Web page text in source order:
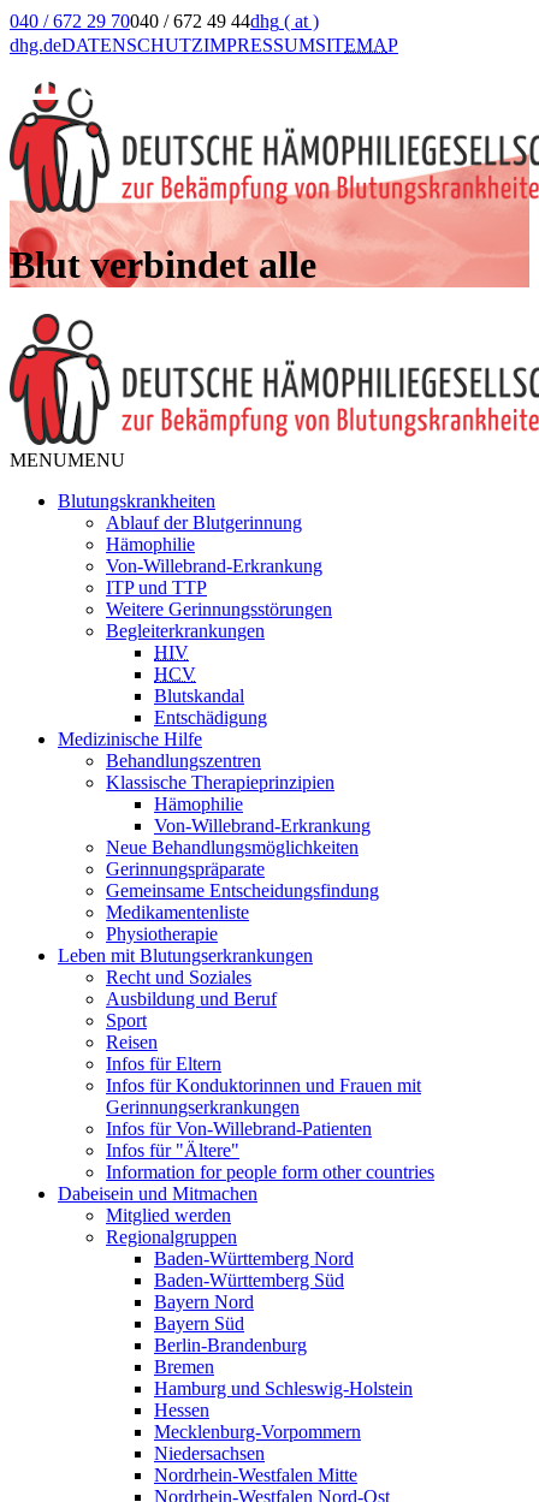
040 / 672 29 70040 / 672 49 44dhg ( at )
dhg.deDATENSCHUTZIMPRESSUMSITEMAP
Blut verbindet alle
MENUMENU
Blutungskrankheiten
Ablauf der Blutgerinnung
Hämophilie
Von-Willebrand-Erkrankung
ITP und TTP
Weitere Gerinnungsstörungen
Begleiterkrankungen
HIV
HCV
Blutskandal
Entschädigung
Medizinische Hilfe
Behandlungszentren
Klassische Therapieprinzipien
Hämophilie
Von-Willebrand-Erkrankung
Neue Behandlungsmöglichkeiten
Gerinnungspräparate
Gemeinsame Entscheidungsfindung
Medikamentenliste
Physiotherapie
Leben mit Blutungserkrankungen
Recht und Soziales
Ausbildung und Beruf
Sport
Reisen
Infos für Eltern
Infos für Konduktorinnen und Frauen mit
Gerinnungserkrankungen
Infos für Von-Willebrand-Patienten
Infos für "Ältere"
Information for people form other countries
Dabeisein und Mitmachen
Mitglied werden
Regionalgruppen
Baden-Württemberg Nord
Baden-Württemberg Süd
Bayern Nord
Bayern Süd
Berlin-Brandenburg
Bremen
Hamburg und Schleswig-Holstein
Hessen
Mecklenburg-Vorpommern
Niedersachsen
Nordrhein-Westfalen Mitte
Nordrhein-Westfalen Nord-Ost